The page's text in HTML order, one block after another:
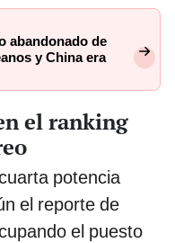
abandonado de
y China era
el ranking
potencia
el reporte de
el puesto